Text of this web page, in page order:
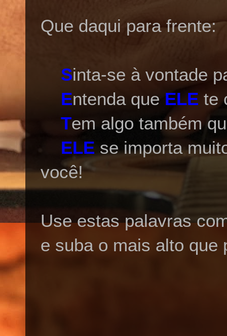
Que daqui para frente:
Sinta-se à vontade
Entenda que ELE te
Tem algo também
ELE se importa
você!
Use estas palavras
e suba o mais alto que